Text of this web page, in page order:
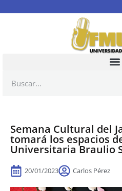
Semana Cultural del
tomará los espacios
Universitaria Braulio
20/01/2023 Carlos Pérez